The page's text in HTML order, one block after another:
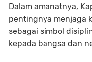
Dalam amanatnya,
pentingnya menjaga
sebagai simbol
kepada bangsa dan